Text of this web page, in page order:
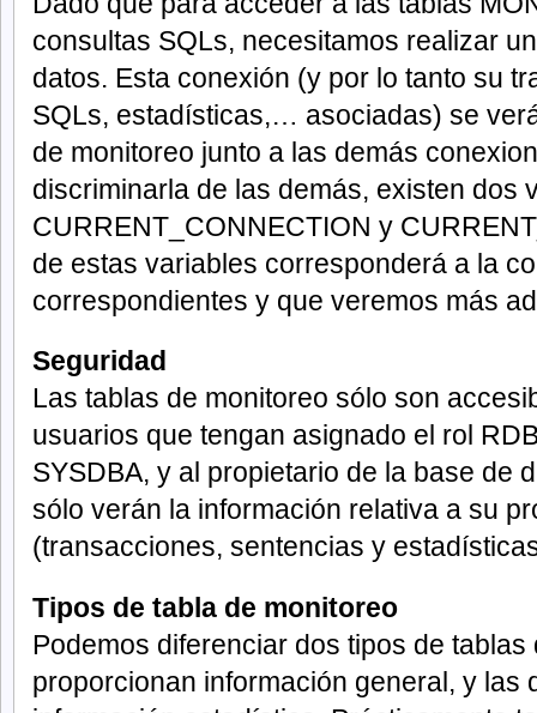
consultas SQLs, necesitamos realizar
datos. Esta conexión (y por lo tanto su
SQLs, estadísticas,… asociadas) se
de monitoreo junto a las demás
discriminarla de las demás, existen dos
CURRENT_CONNECTION y
de estas variables corresponderá a la
correspondientes y que veremos más
Seguridad
Las tablas de monitoreo sólo son
usuarios que tengan asignado el rol
SYSDBA, y al propietario de la base de
sólo verán la información relativa a su
(transacciones, sentencias y
Tipos de tabla de monitoreo
Podemos diferenciar dos tipos de
proporcionan información general, y las